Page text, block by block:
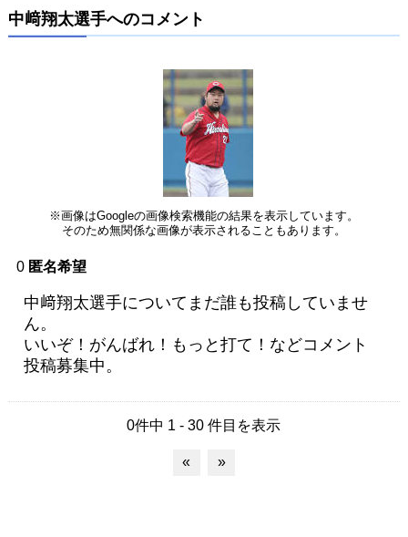
中﨑翔太選手へのコメント
※画像はGoogleの画像検索機能の結果を表示しています。
そのため無関係な画像が表示されることもあります。
0 匿名希望
中﨑翔太選手についてまだ誰も投稿していませ
ん。
いいぞ！がんばれ！もっと打て！などコメント
投稿募集中。
0件中 1 - 30 件目を表示
« »